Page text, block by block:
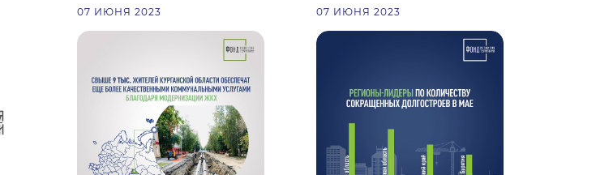
07 ИЮНЯ 2023 07 ИЮНЯ 2023